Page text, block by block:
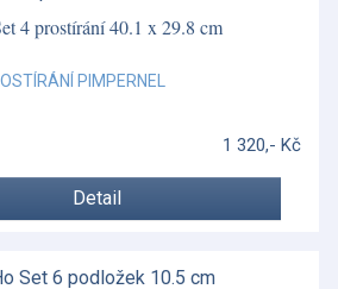
4 prostírání 40.1 x 29.8 cm
PIMPERNEL
1 320,- Kč
Detail